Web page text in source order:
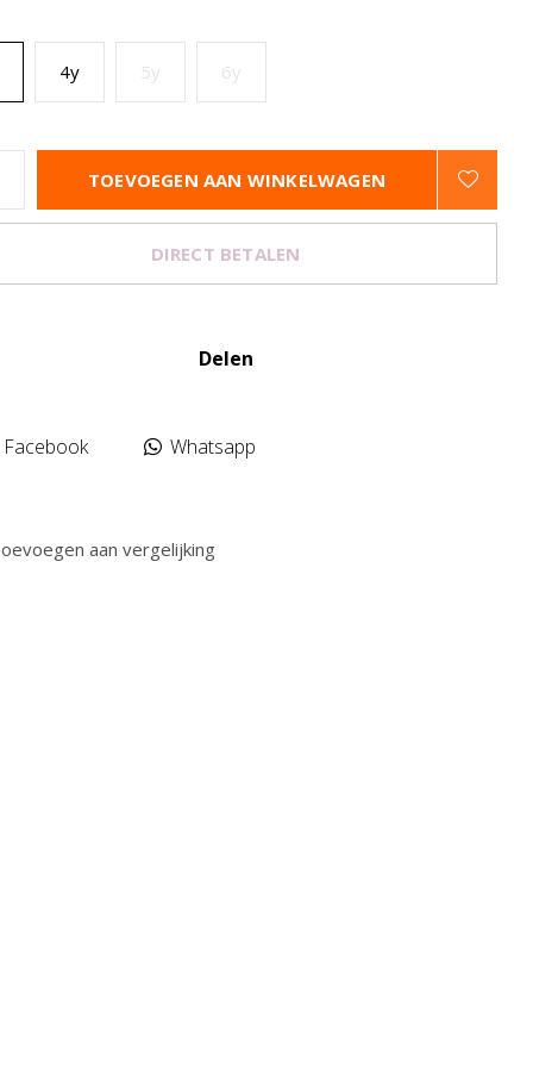
4y 5y 6y
TOEVOEGEN AAN WINKELWAGEN
DIRECT BETALEN
Delen
Facebook Whatsapp
aan vergelijking